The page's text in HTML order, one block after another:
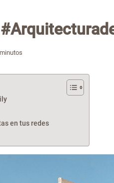
minutos
en tus redes